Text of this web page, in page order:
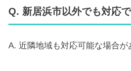
Q. 新居浜市以外でも対応
A. 近隣地域も対応可能な場合が